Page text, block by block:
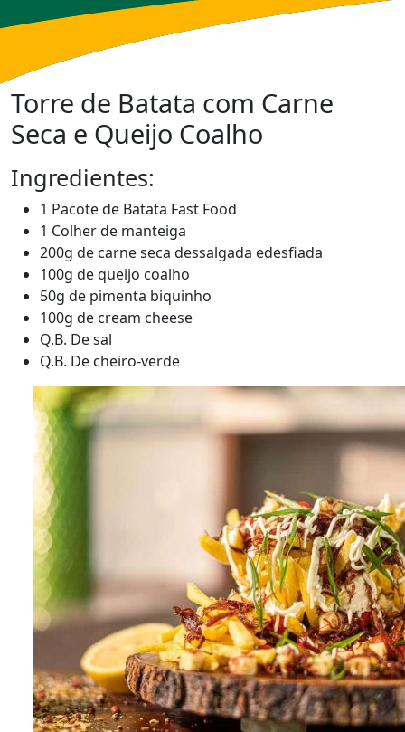
Torre de Batata com Carne
Seca e Queijo Coalho
Ingredientes:
1 Pacote de Batata Fast Food
1 Colher de manteiga
200g de carne seca dessalgada edesfiada
100g de queijo coalho
50g de pimenta biquinho
100g de cream cheese
Q.B. De sal
Q.B. De cheiro-verde